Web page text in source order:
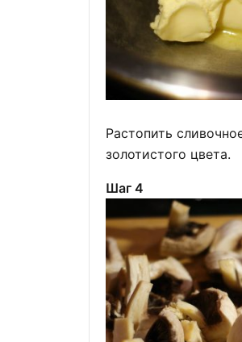
Растопить
золотистого цвета.
Шаг 4